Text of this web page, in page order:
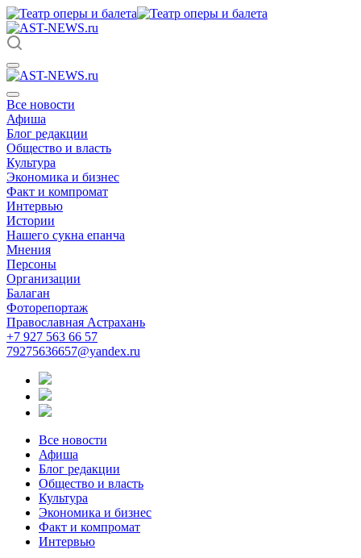
Все новости
Афиша
Блог редакции
Общество и власть
Культура
Экономика и бизнес
Факт и компромат
Интервью
Истории
Нашего сукна епанча
Мнения
Персоны
Организации
Балаган
Фоторепортаж
Православная Астрахань
+7 927 563 66 57
79275636657@yandex.ru
Все новости
Афиша
Блог редакции
Общество и власть
Культура
Экономика и бизнес
Факт и компромат
Интервью